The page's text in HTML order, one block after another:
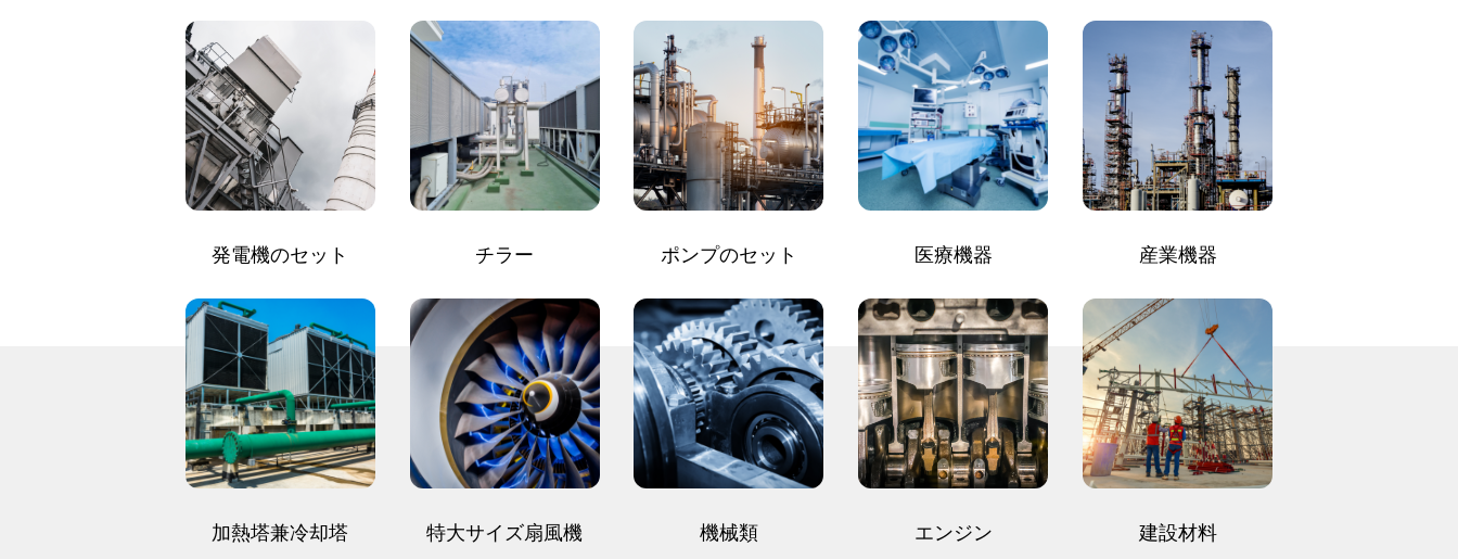
発電機のセット チラー ポンプのセット 医療機器 産業機器
加熱塔兼冷却塔 特大サイズ扇風機 機械類 エンジン 建設材料